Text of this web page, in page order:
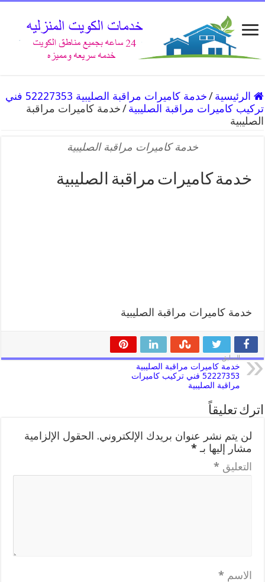
الرئيسية /
خدمة كاميرات مراقبة الصليبية 52227353 فني
تركيب كاميرات مراقبة الصليبية /خدمة كاميرات مراقبة
الصليبية
خدمة كاميرات مراقبة الصليبية
خدمة كاميرات مراقبة الصليبية
خدمة كاميرات مراقبة الصليبية
السابق
خدمة كاميرات مراقبة الصليبية
52227353 فني تركيب كاميرات
مراقبة الصليبية
اترك تعليقاً
لن يتم نشر عنوان بريدك الإلكتروني. الحقول الإلزامية
مشار إليها بـ*
التعليق *
الاسم *